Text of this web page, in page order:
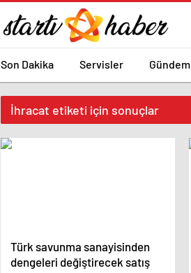
Son Dakika Servisler Gündem
İhracat etiketi için sonuçlar
Türk savunma sanayisinden
dengeleri değiştirecek satış